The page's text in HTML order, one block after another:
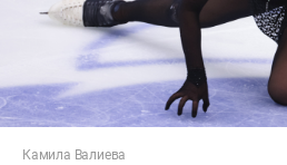
Камила Валиева